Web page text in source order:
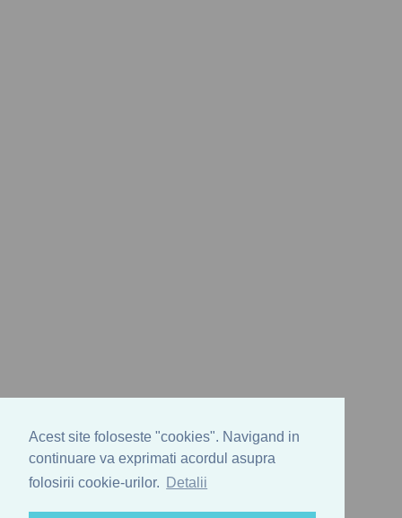
Acest site foloseste "cookies". Navigand in
continuare va exprimati acordul asupra
folosirii cookie-urilor.
Detalii